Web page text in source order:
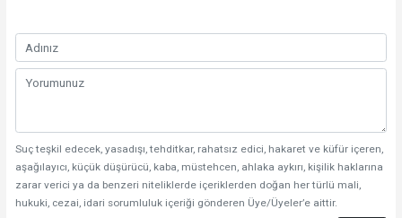
Suç teşkil edecek, yasadışı, tehditkar, rahatsız edici, hakaret ve küfür içeren,
aşağılayıcı, küçük düşürücü, kaba, müstehcen, ahlaka aykırı, kişilik haklarına
zarar verici ya da benzeri niteliklerde içeriklerden doğan her türlü mali,
hukuki, cezai, idari sorumluluk içeriği gönderen Üye/Üyeler’e aittir.